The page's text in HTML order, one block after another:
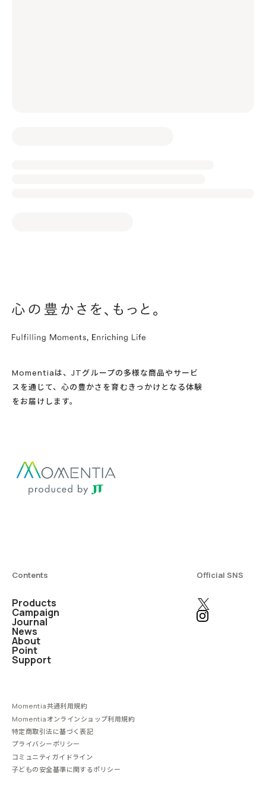
Momentiaは、JTグループの多様な商品やサービ
スを通じて、心の豊かさを育むきっかけとなる体験
をお届けします。
Contents
Products
Campaign
Journal
News
About
Point
Support
Official SNS
Momentia共通利用規約
Momentiaオンラインショップ利用規約
特定商取引法に基づく表記
プライバシーポリシー
コミュニティガイドライン
子どもの安全基準に関するポリシー